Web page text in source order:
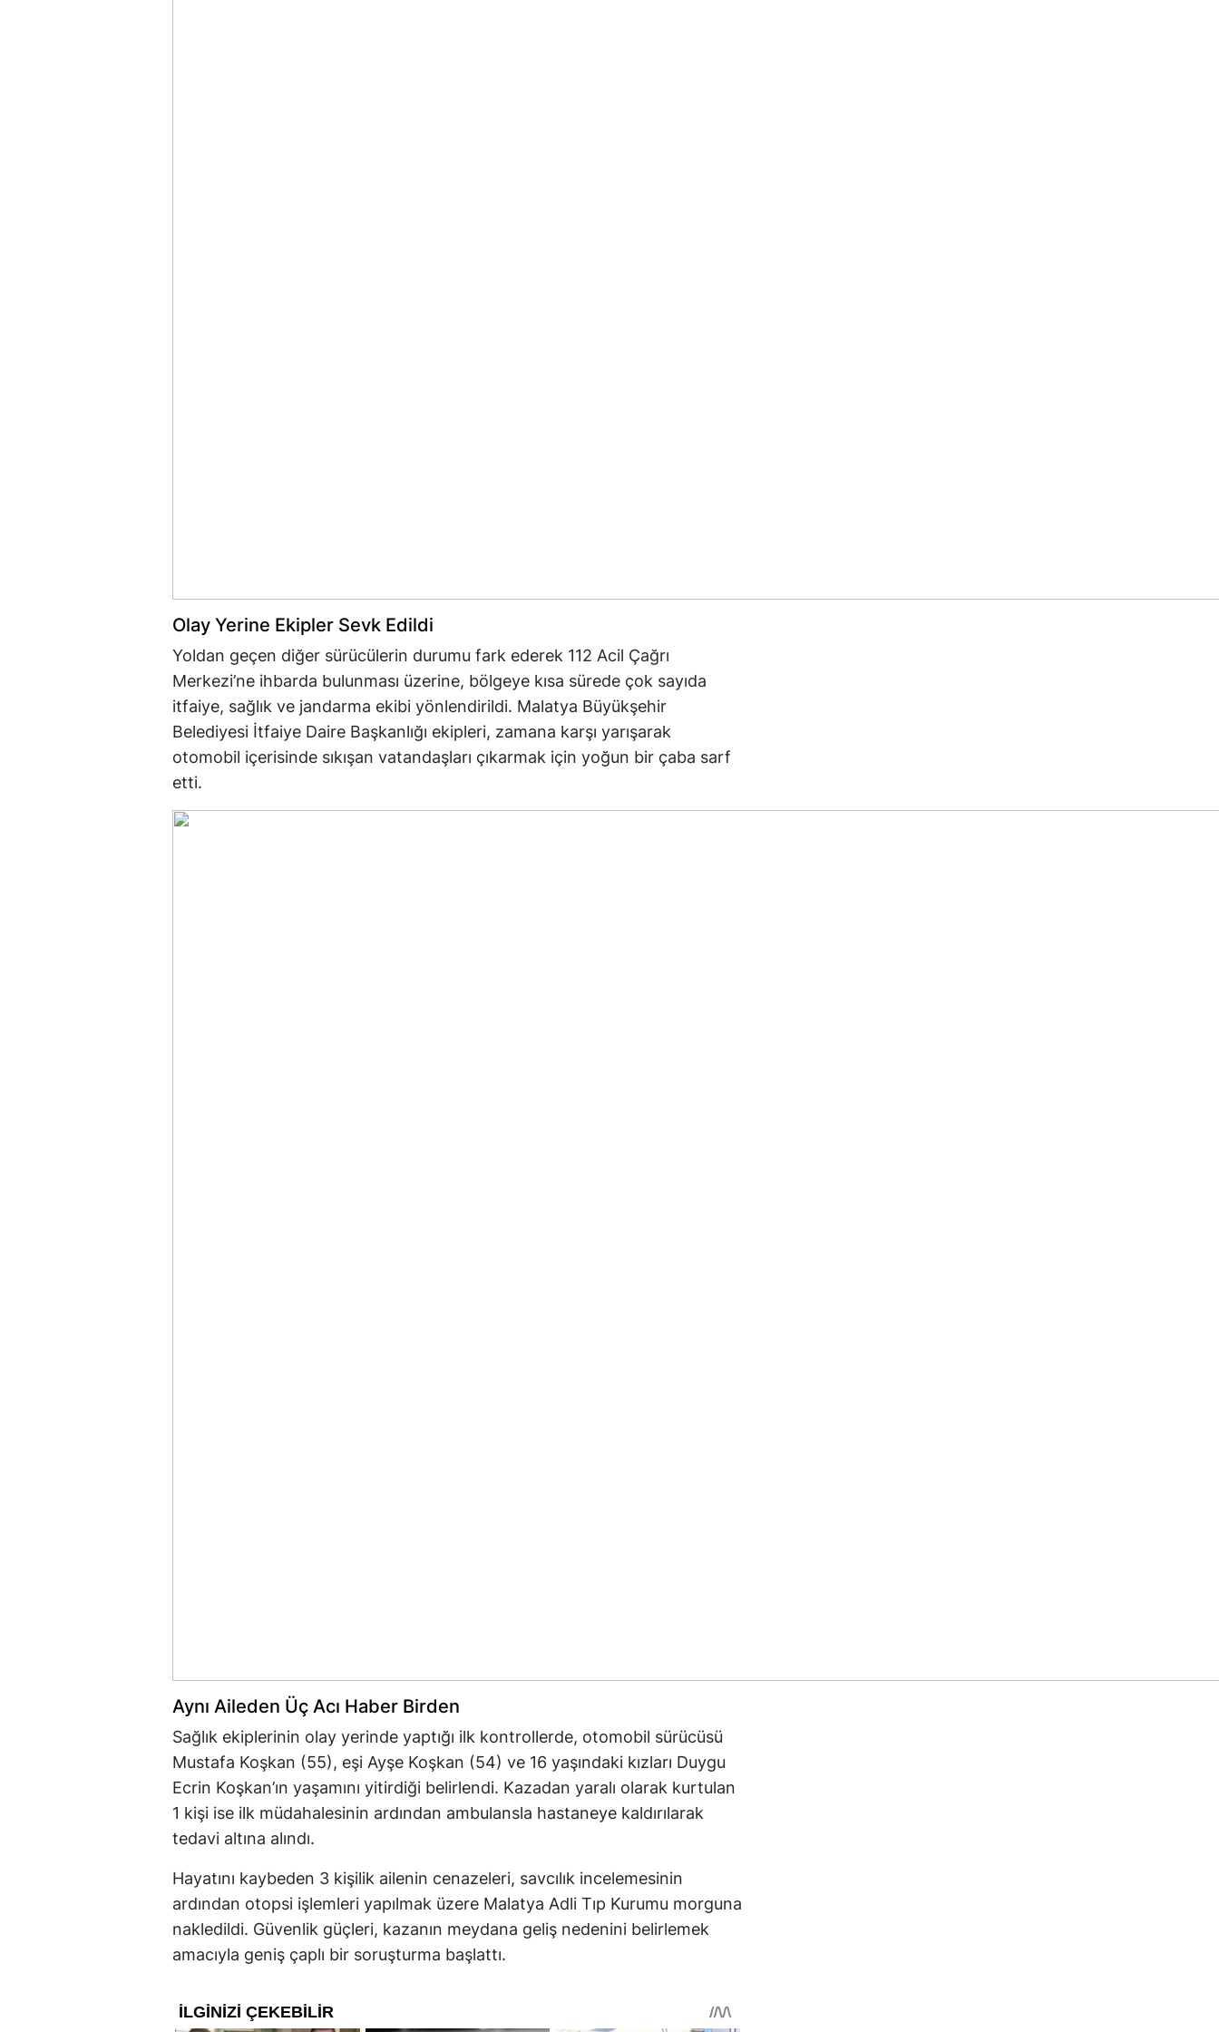
Olay Yerine Ekipler Sevk Edildi
Yoldan geçen diğer sürücülerin durumu fark ederek 112 Acil Çağrı
Merkezi’ne ihbarda bulunması üzerine, bölgeye kısa sürede çok sayıda
itfaiye, sağlık ve jandarma ekibi yönlendirildi. Malatya Büyükşehir
Belediyesi İtfaiye Daire Başkanlığı ekipleri, zamana karşı yarışarak
otomobil içerisinde sıkışan vatandaşları çıkarmak için yoğun bir çaba sarf
etti.
Aynı Aileden Üç Acı Haber Birden
Sağlık ekiplerinin olay yerinde yaptığı ilk kontrollerde, otomobil sürücüsü
Mustafa Koşkan (55), eşi Ayşe Koşkan (54) ve 16 yaşındaki kızları Duygu
Ecrin Koşkan’ın yaşamını yitirdiği belirlendi. Kazadan yaralı olarak kurtulan
1 kişi ise ilk müdahalesinin ardından ambulansla hastaneye kaldırılarak
tedavi altına alındı.
Hayatını kaybeden 3 kişilik ailenin cenazeleri, savcılık incelemesinin
ardından otopsi işlemleri yapılmak üzere Malatya Adli Tıp Kurumu morguna
nakledildi. Güvenlik güçleri, kazanın meydana geliş nedenini belirlemek
amacıyla geniş çaplı bir soruşturma başlattı.